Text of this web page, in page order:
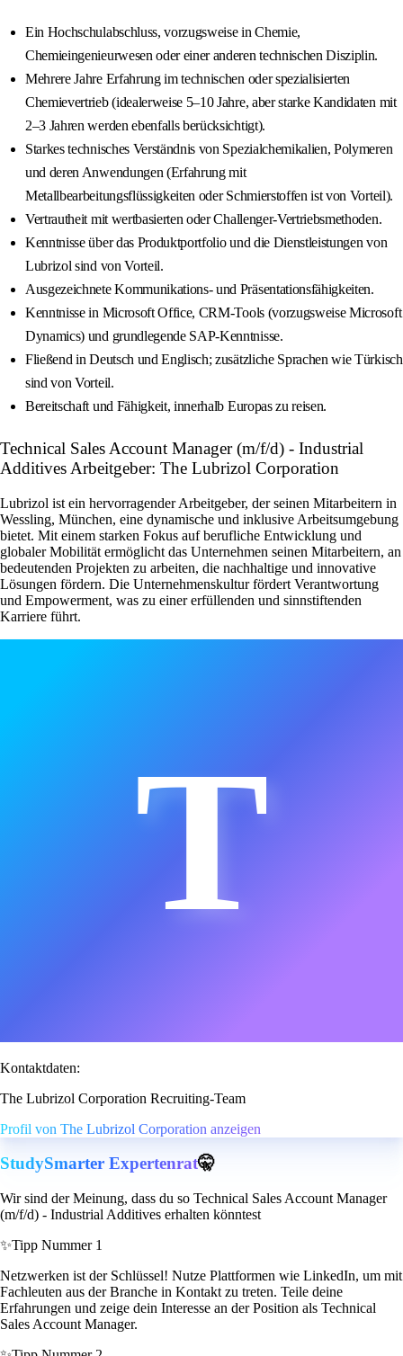
Ein Hochschulabschluss, vorzugsweise in Chemie,
Chemieingenieurwesen oder einer anderen technischen Disziplin.
Mehrere Jahre Erfahrung im technischen oder spezialisierten
Chemievertrieb (idealerweise 5–10 Jahre, aber starke Kandidaten mit
2–3 Jahren werden ebenfalls berücksichtigt).
Starkes technisches Verständnis von Spezialchemikalien, Polymeren
und deren Anwendungen (Erfahrung mit
Metallbearbeitungsflüssigkeiten oder Schmierstoffen ist von Vorteil).
Vertrautheit mit wertbasierten oder Challenger-Vertriebsmethoden.
Kenntnisse über das Produktportfolio und die Dienstleistungen von
Lubrizol sind von Vorteil.
Ausgezeichnete Kommunikations- und Präsentationsfähigkeiten.
Kenntnisse in Microsoft Office, CRM-Tools (vorzugsweise Microsoft
Dynamics) und grundlegende SAP-Kenntnisse.
Fließend in Deutsch und Englisch; zusätzliche Sprachen wie Türkisch
sind von Vorteil.
Bereitschaft und Fähigkeit, innerhalb Europas zu reisen.
Technical Sales Account Manager (m/f/d) - Industrial
Additives Arbeitgeber: The Lubrizol Corporation
Lubrizol ist ein hervorragender Arbeitgeber, der seinen Mitarbeitern in
Wessling, München, eine dynamische und inklusive Arbeitsumgebung
bietet. Mit einem starken Fokus auf berufliche Entwicklung und
globaler Mobilität ermöglicht das Unternehmen seinen Mitarbeitern, an
bedeutenden Projekten zu arbeiten, die nachhaltige und innovative
Lösungen fördern. Die Unternehmenskultur fördert Verantwortung
und Empowerment, was zu einer erfüllenden und sinnstiftenden
Karriere führt.
T
Kontaktdaten:
The Lubrizol Corporation Recruiting-Team
Profil von The Lubrizol Corporation anzeigen
StudySmarter Expertenrat🤫
Wir sind der Meinung, dass du so Technical Sales Account Manager
(m/f/d) - Industrial Additives erhalten könntest
✨Tipp Nummer 1
Netzwerken ist der Schlüssel! Nutze Plattformen wie LinkedIn, um mit
Fachleuten aus der Branche in Kontakt zu treten. Teile deine
Erfahrungen und zeige dein Interesse an der Position als Technical
Sales Account Manager.